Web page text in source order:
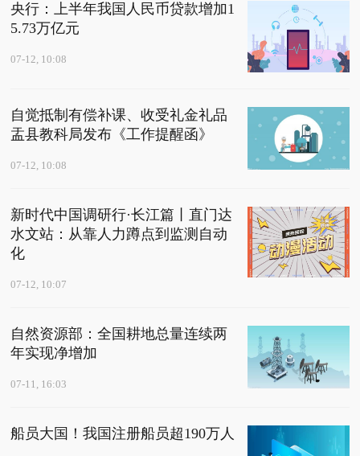
央行：上半年我国人民币贷款增加1
5.73万亿元
07-12, 10:08
自觉抵制有偿补课、收受礼金礼品
盂县教科局发布《工作提醒函》
07-12, 10:08
新时代中国调研行·长江篇丨直门达
水文站：从靠人力蹲点到监测自动
化
07-12, 10:07
自然资源部：全国耕地总量连续两
年实现净增加
07-11, 16:03
船员大国！我国注册船员超190万人